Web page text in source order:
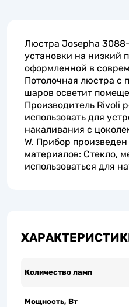
Люстра Josepha
установки на низкий
оформленной в
Потолочная люстра с
шаров осветит
Производитель Rivoli
использовать для
накаливания с
W. Прибор
материалов: Стекло,
использоваться для
Количество ламп
Мощность, Вт